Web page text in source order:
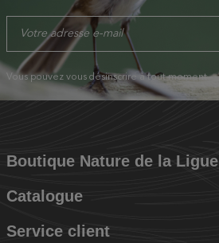
Vous pouvez vous désinscrire à tout moment.
Boutique Nature de la Ligue
Catalogue
Service client